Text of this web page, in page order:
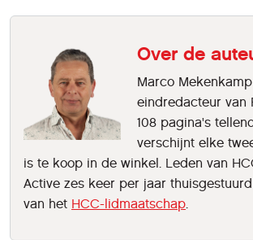
Over de
Marco
eindredacteur van
108 pagina's
verschijnt elke
is te koop in de winkel. Leden van
Active zes keer per jaar
van het HCC-lidmaatschap